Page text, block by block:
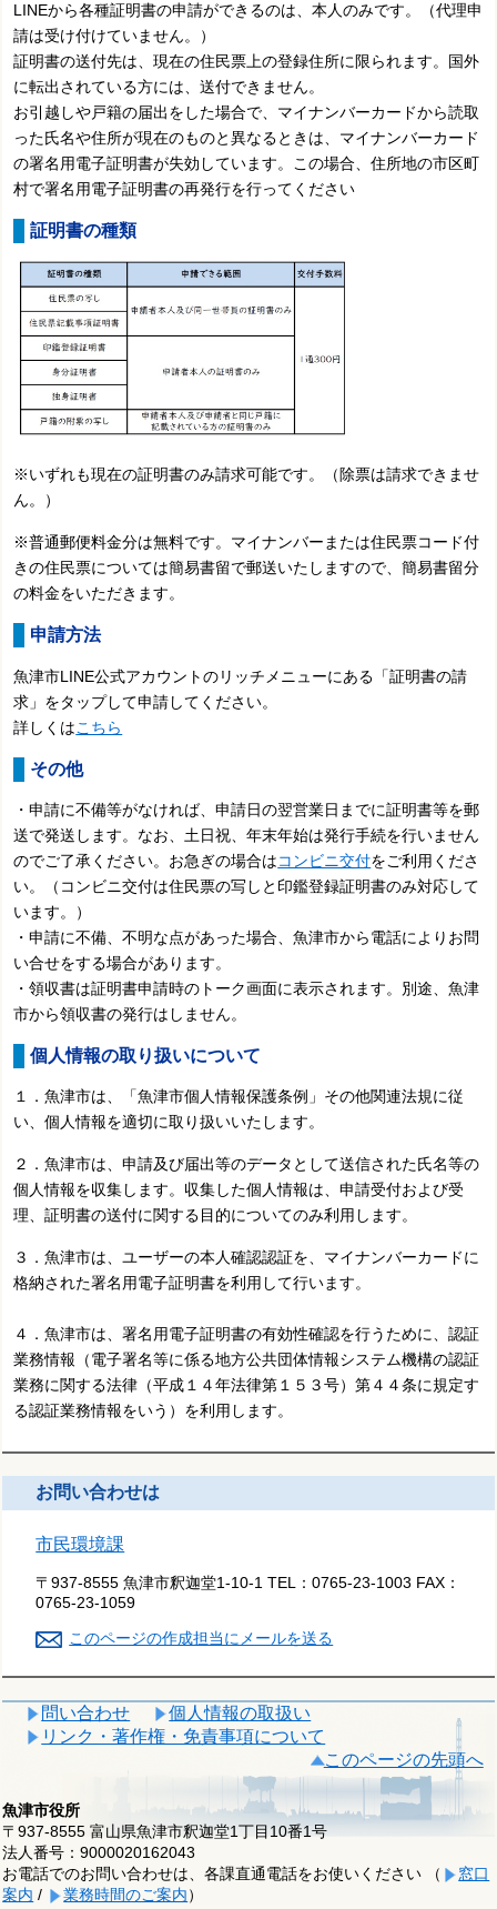
LINEから各種証明書の申請ができるのは、本人のみです。（代理申
請は受け付けていません。）
証明書の送付先は、現在の住民票上の登録住所に限られます。国外
に転出されている方には、送付できません。
お引越しや戸籍の届出をした場合で、マイナンバーカードから読取
った氏名や住所が現在のものと異なるときは、マイナンバーカード
の署名用電子証明書が失効しています。この場合、住所地の市区町
村で署名用電子証明書の再発行を行ってください
証明書の種類
※いずれも現在の証明書のみ請求可能です。（除票は請求できませ
ん。）
※普通郵便料金分は無料です。マイナンバーまたは住民票コード付
きの住民票については簡易書留で郵送いたしますので、簡易書留分
の料金をいただきます。
申請方法
魚津市LINE公式アカウントのリッチメニューにある「証明書の請
求」をタップして申請してください。
詳しくはこちら
その他
・申請に不備等がなければ、申請日の翌営業日までに証明書等を郵
送で発送します。なお、土日祝、年末年始は発行手続を行いません
のでご了承ください。 お急ぎの場合はコンビニ交付をご利用くださ
い。（コンビニ交付は住民票の写しと印鑑登録証明書のみ対応して
います。）
・申請に不備、不明な点があった場合、魚津市から電話によりお問
い合せをする場合があります。
・領収書は証明書申請時のトーク画面に表示されます。別途、魚津
市から領収書の発行はしません。
個人情報の取り扱いについて
１．魚津市は、「魚津市個人情報保護条例」その他関連法規に従
い、個人情報を適切に取り扱いいたします。
２．魚津市は、申請及び届出等のデータとして送信された氏名等の
個人情報を収集します。収集した個人情報は、申請受付および受
理、証明書の送付に関する目的についてのみ利用します。
３．魚津市は、ユーザーの本人確認認証を、マイナンバーカードに
格納された署名用電子証明書を利用して行います。
４．魚津市は、署名用電子証明書の有効性確認を行うために、認証
業務情報（電子署名等に係る地方公共団体情報システム機構の認証
業務に関する法律（平成１４年法律第１５３号）第４４条に規定す
る認証業務情報をいう）を利用します。
お問い合わせは
市民環境課
〒937-8555 魚津市釈迦堂1-10-1 TEL：0765-23-1003 FAX：
0765-23-1059
このページの作成担当にメールを送る
問い合わせ
個人情報の取扱い
リンク・著作権・免責事項について
このページの先頭へ
魚津市役所
〒937-8555 富山県魚津市釈迦堂1丁目10番1号
法人番号：9000020162043
お電話でのお問い合わせは、各課直通電話をお使いください （
窓口
案内 / 業務時間のご案内）